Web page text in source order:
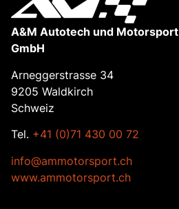
A&M Autotech und Motorsport
GmbH
Arneggerstrasse 34
9205 Waldkirch
Schweiz
Tel. +41 (0)71 430 00 72
info@ammotorsport.ch
www.ammotorsport.ch